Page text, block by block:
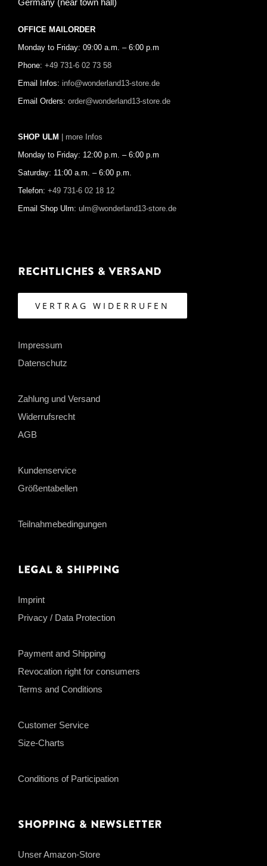
OFFICE MAILORDER
Monday to Friday: 09:00 a.m. – 6:00 p.m
Phone: +49 731-6 02 73 58
Email Infos: info@wonderland13-store.de
Email Orders: order@wonderland13-store.de
SHOP ULM | more Infos
Monday to Friday: 12:00 p.m. – 6:00 p.m
Saturday: 11:00 a.m. – 6:00 p.m.
Telefon: +49 731-6 02 18 12
Email Shop Ulm: ulm@wonderland13-store.de
Rechtliches & Versand
VERTRAG WIDERRUFEN
Impressum
Datenschutz
Zahlung und Versand
Widerrufsrecht
AGB
Kundenservice
Größentabellen
Teilnahmebedingungen
Legal & Shipping
Imprint
Privacy / Data Protection
Payment and Shipping
Revocation right for consumers
Terms and Conditions
Customer Service
Size-Charts
Conditions of Participation
Shopping & Newsletter
Unser Amazon-Store